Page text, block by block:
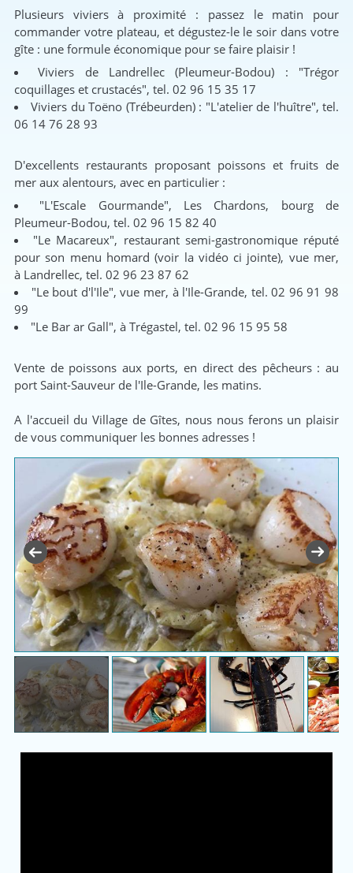
Plusieurs viviers à proximité : passez le matin pour
commander votre plateau, et dégustez-le le soir dans votre
gîte : une formule économique pour se faire plaisir !
Viviers de Landrellec (Pleumeur-Bodou) : "Trégor
coquillages et crustacés", tel. 02 96 15 35 17
Viviers du Toëno (Trébeurden) : "L'atelier de l'huître", tel.
06 14 76 28 93
D'excellents restaurants proposant poissons et fruits de
mer aux alentours, avec en particulier :
"L'Escale Gourmande", Les Chardons, bourg de
Pleumeur-Bodou, tel. 02 96 15 82 40
"Le Macareux", restaurant semi-gastronomique réputé
pour son menu homard (voir la vidéo ci jointe), vue mer,
à Landrellec, tel. 02 96 23 87 62
"Le bout d'l'Ile", vue mer, à l'Ile-Grande, tel. 02 96 91 98
99
"Le Bar ar Gall", à Trégastel, tel. 02 96 15 95 58
Vente de poissons aux ports, en direct des pêcheurs : au
port Saint-Sauveur de l'Ile-Grande, les matins.
A l'accueil du Village de Gîtes, nous nous ferons un plaisir
de vous communiquer les bonnes adresses !